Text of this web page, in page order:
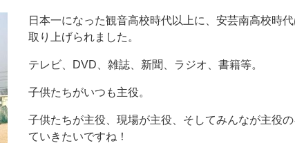
日本一になった観音高校時代以上に、安芸南高校時
取り上げられました。
テレビ、DVD、雑誌、新聞、ラジオ、書籍等。
子供たちがいつも主役。
子供たちが主役、現場が主役、そしてみんなが主役
ていきたいですね！